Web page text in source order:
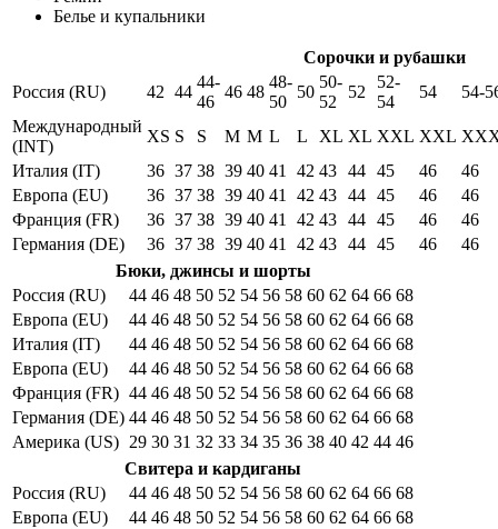
Белье и купальники
Сорочки и рубашки
Россия (RU)
42 44
44-
46
46 48
48-
50
50
50-
52
52
52-
54
54
54-
Международный
(INT)
XS S S M M L L XL XL XXL XXL
Италия (IT)
36 37 38 39 40 41 42 43 44 45 46
46
Европа (EU)
36 37 38 39 40 41 42 43 44 45 46
46
Франция (FR)
36 37 38 39 40 41 42 43 44 45 46
46
Германия (DE)
36 37 38 39 40 41 42 43 44 45 46
46
Бюки, джинсы и шорты
Россия (RU)
44 46 48 50 52 54 56 58 60 62 64 66 68
Европа (EU)
44 46 48 50 52 54 56 58 60 62 64 66 68
Италия (IT)
44 46 48 50 52 54 56 58 60 62 64 66 68
Европа (EU)
44 46 48 50 52 54 56 58 60 62 64 66 68
Франция (FR) 44 46 48 50 52 54 56 58 60 62 64 66 68
Германия (DE) 44 46 48 50 52 54 56 58 60 62 64 66 68
Америка (US) 29 30 31 32 33 34 35 36 38 40 42 44 46
Свитера и кардиганы
Россия (RU)
44 46 48 50 52 54 56 58 60 62 64 66 68
Европа (EU)
44 46 48 50 52 54 56 58 60 62 64 66 68